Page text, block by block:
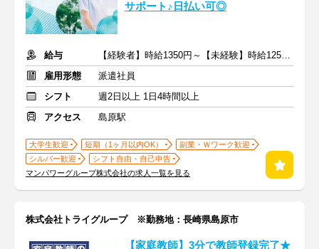
サポート♪日払い可◎
給与
【経験者】時給1350円～【未経験】時給1250円～ ※交通費全額
雇用形態
派遣社員
シフト
週2日以上 1日4時間以上
アクセス
島原駅
大学生歓迎 短期（1ヶ月以内OK）
副業・Ｗワーク歓迎
シルバー歓迎
シフト自由・自己申告
マンパワーグループ株式会社の求人一覧を見る
株式会社トライグループ ※勤務地：長崎県島原市
【家庭教師】3分で教師登録完了★